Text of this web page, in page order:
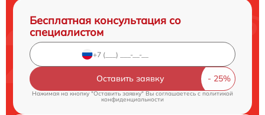
Бесплатная консультация со
специалистом
Оставить заявку
Нажимая на кнопку "Оставить заявку" Вы соглашаетесь c политикой
конфиденциальности